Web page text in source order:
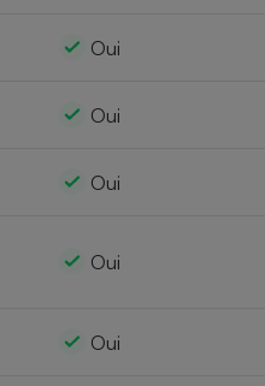
Oui
Oui
Oui
Oui
Oui